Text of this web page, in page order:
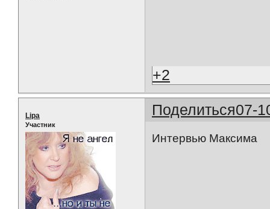
+2
Поделиться07-
Lipa
Участник
Интервью Максима